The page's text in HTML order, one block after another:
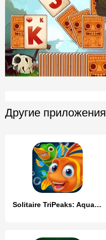
Другие приложения
Solitaire TriPeaks: Aquarium